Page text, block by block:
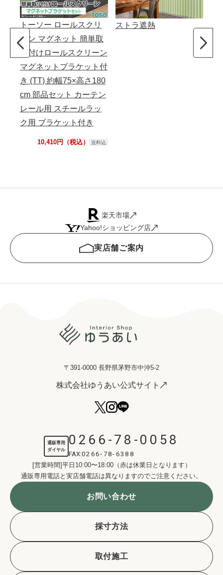
トーソー ロールスクリ
ーン マグネット 簡単取
り付けロールスクリーン
マグネットブラケット付
き (TT) 約幅75×高さ180
cm 部品セット カーテン
レール用 スチールラッ
ク用 ブラケット付き
10,410円（税込） 送料込
ストラ遮熱
楽天市場
Yahoo!ショッピング店
実店舗ご案内
〒391-0000 長野県茅野市中沖5-2
株式会社ゆうあい公式サイト
通販専用
ダイヤル
0266-78-0058
FAX:0266-78-6388
[営業時間]平日10:00〜18:00（赤は休業日となります）
通販専用電話と実店舗電話は異なりますのでご注意ください。
お問い合わせ
採寸方法
取付施工